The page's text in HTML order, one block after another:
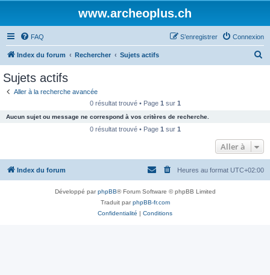
www.archeoplus.ch
FAQ Connexion
S’enregistrer
Index du forum Rechercher Sujets actifs
c
e
Sujets actifs
Aller à la recherche avancée
0 résultat trouvé • Page 1 sur 1
Aucun sujet ou message ne correspond à vos critères de recherche.
0 résultat trouvé • Page 1 sur 1
Aller à
Index du forum Heures au format UTC+02:00
Développé parphpBB® Forum Software © phpBB Limited
Traduit parphpBB-fr.com
Confidentialité | Conditions